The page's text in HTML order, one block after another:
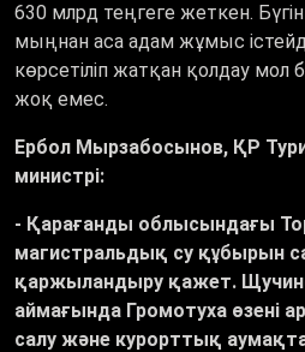
630 млрд теңгеге жеткен.
мыңнан аса адам жұмыс
көрсетіліп жатқан қолдау мол
жоқ емес.
Ербол Мырзабосынов, ҚР
министрі:
- Қарағанды облысындағы
магистральдық су құбырын
қаржыландыру қажет.
аймағында Громотуха өзені
салу және курорттық